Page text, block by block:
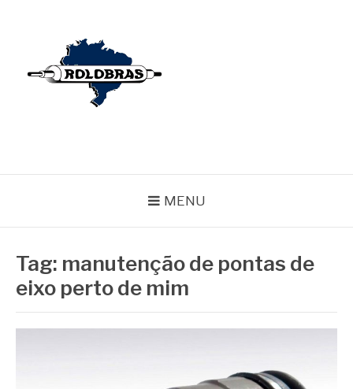
MENU
Tag: manutenção de pontas de
eixo perto de mim